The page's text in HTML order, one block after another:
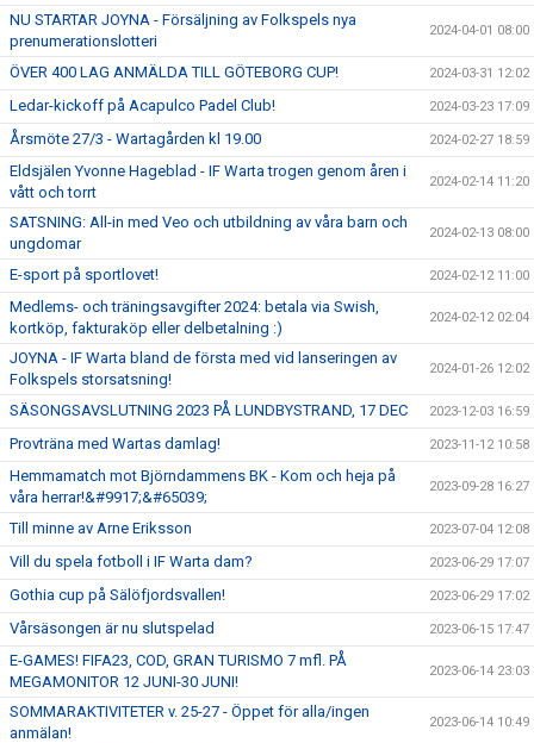
NU STARTAR JOYNA - Försäljning av Folkspels nya
prenumerationslotteri
2024-04-01 08:00
ÖVER 400 LAG ANMÄLDA TILL GÖTEBORG CUP! 2024-03-31 12:02
Ledar-kickoff på Acapulco Padel Club! 2024-03-23 17:09
Årsmöte 27/3 - Wartagården kl 19.00 2024-02-27 18:59
Eldsjälen Yvonne Hageblad - IF Warta trogen genom åren i
vått och torrt
2024-02-14 11:20
SATSNING: All-in med Veo och utbildning av våra barn och
ungdomar
2024-02-13 08:00
E-sport på sportlovet! 2024-02-12 11:00
Medlems- och träningsavgifter 2024: betala via Swish,
kortköp, fakturaköp eller delbetalning :)
2024-02-12 02:04
JOYNA - IF Warta bland de första med vid lanseringen av
Folkspels storsatsning!
2024-01-26 12:02
SÄSONGSAVSLUTNING 2023 PÅ LUNDBYSTRAND, 17 DEC 2023-12-03 16:59
Provträna med Wartas damlag! 2023-11-12 10:58
Hemmamatch mot Björndammens BK - Kom och heja på
våra herrar!&#9917;&#65039;
2023-09-28 16:27
Till minne av Arne Eriksson 2023-07-04 12:08
Vill du spela fotboll i IF Warta dam? 2023-06-29 17:07
Gothia cup på Sälöfjordsvallen! 2023-06-29 17:02
Vårsäsongen är nu slutspelad 2023-06-15 17:47
E-GAMES! FIFA23, COD, GRAN TURISMO 7 mfl. PÅ
MEGAMONITOR 12 JUNI-30 JUNI!
2023-06-14 23:03
SOMMARAKTIVITETER v. 25-27 - Öppet för alla/ingen
anmälan!
2023-06-14 10:49